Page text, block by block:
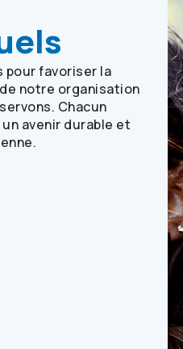
pour favoriser la
notre organisation
Chacun
avenir durable et